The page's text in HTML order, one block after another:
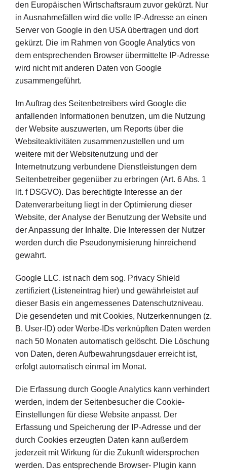
den Europäischen Wirtschaftsraum zuvor gekürzt. Nur
in Ausnahmefällen wird die volle IP-Adresse an einen
Server von Google in den USA übertragen und dort
gekürzt. Die im Rahmen von Google Analytics von
dem entsprechenden Browser übermittelte IP-Adresse
wird nicht mit anderen Daten von Google
zusammengeführt.
Im Auftrag des Seitenbetreibers wird Google die
anfallenden Informationen benutzen, um die Nutzung
der Website auszuwerten, um Reports über die
Websiteaktivitäten zusammenzustellen und um
weitere mit der Websitenutzung und der
Internetnutzung verbundene Dienstleistungen dem
Seitenbetreiber gegenüber zu erbringen (Art. 6 Abs. 1
lit. f DSGVO). Das berechtigte Interesse an der
Datenverarbeitung liegt in der Optimierung dieser
Website, der Analyse der Benutzung der Website und
der Anpassung der Inhalte. Die Interessen der Nutzer
werden durch die Pseudonymisierung hinreichend
gewahrt.
Google LLC. ist nach dem sog. Privacy Shield
zertifiziert (Listeneintrag hier) und gewährleistet auf
dieser Basis ein angemessenes Datenschutzniveau.
Die gesendeten und mit Cookies, Nutzerkennungen (z.
B. User-ID) oder Werbe-IDs verknüpften Daten werden
nach 50 Monaten automatisch gelöscht. Die Löschung
von Daten, deren Aufbewahrungsdauer erreicht ist,
erfolgt automatisch einmal im Monat.
Die Erfassung durch Google Analytics kann verhindert
werden, indem der Seitenbesucher die Cookie-
Einstellungen für diese Website anpasst. Der
Erfassung und Speicherung der IP-Adresse und der
durch Cookies erzeugten Daten kann außerdem
jederzeit mit Wirkung für die Zukunft widersprochen
werden. Das entsprechende Browser- Plugin kann